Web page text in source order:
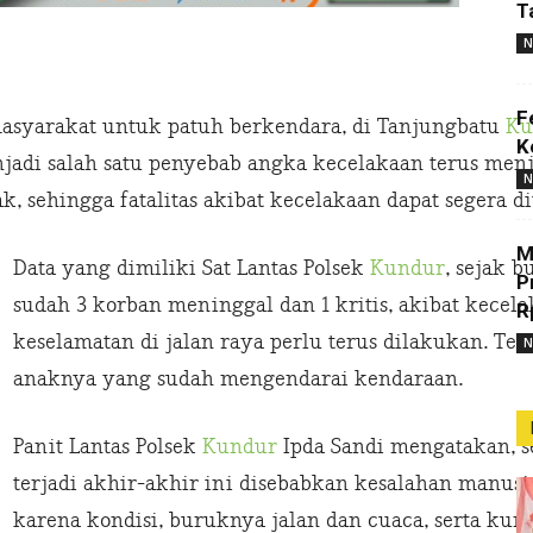
untuk patuh berkendara, di Tanjungbatu
salah satu penyebab angka kecelakaan terus
sehingga fatalitas akibat kecelakaan dapat segera
Data yang dimiliki Sat Lantas Polsek Kundur, sejak
sudah 3 korban meninggal dan 1 kritis, akibat
keselamatan di jalan raya perlu terus dilakukan.
anaknya yang sudah mengendarai kendaraan.
Panit Lantas Polsek Kundur Ipda Sandi mengatakan,
terjadi akhir-akhir ini disebabkan kesalahan
karena kondisi, buruknya jalan dan cuaca, serta